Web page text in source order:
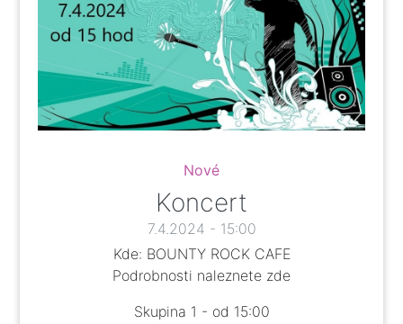
Nové
Koncert
7.4.2024 - 15:00
Kde: BOUNTY ROCK CAFE
Podrobnosti naleznete zde
Skupina 1 - od 15:00